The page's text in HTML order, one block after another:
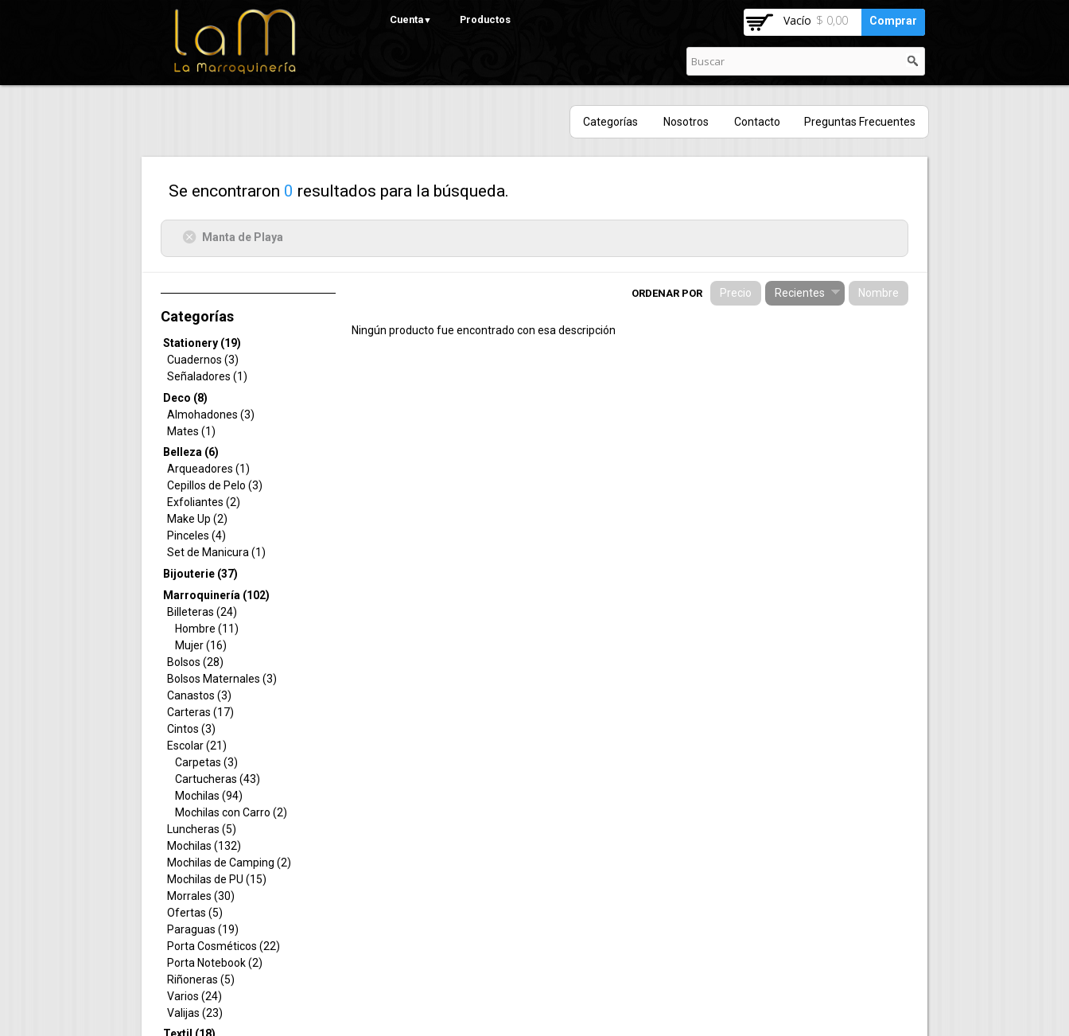
contenido
Cuenta▼ Productos Vacío $ 0,00 Comprar
Categorías Nosotros Contacto Preguntas Frecuentes
Se encontraron 0 resultados para la búsqueda.
Manta de Playa
Categorías
Stationery (19)
Cuadernos (3)
Señaladores (1)
Deco (8)
Almohadones (3)
Mates (1)
Belleza (6)
Arqueadores (1)
Cepillos de Pelo (3)
Exfoliantes (2)
Make Up (2)
Pinceles (4)
Set de Manicura (1)
Bijouterie (37)
Marroquinería (102)
Billeteras (24)
Hombre (11)
Mujer (16)
Bolsos (28)
Bolsos Maternales (3)
Canastos (3)
Carteras (17)
Cintos (3)
Escolar (21)
Carpetas (3)
Cartucheras (43)
Mochilas (94)
Mochilas con Carro (2)
Luncheras (5)
Mochilas (132)
Mochilas de Camping (2)
Mochilas de PU (15)
Morrales (30)
Ofertas (5)
Paraguas (19)
Porta Cosméticos (22)
Porta Notebook (2)
Riñoneras (5)
Varios (24)
Valijas (23)
ORDENAR POR Precio Recientes Nombre
Ningún producto fue encontrado con esa descripción